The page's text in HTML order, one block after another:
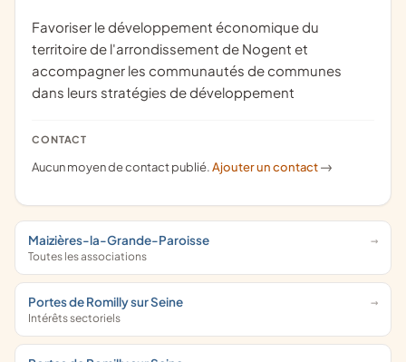
favoriser le développement économique du
territoire de l'arrondissement de Nogent et
accompagner les communautés de communes
dans leurs stratégies de développement
CONTACT
Aucun moyen de contact publié.Ajouter un contact ->
Maizières-la-Grande-Paroisse
Toutes les associations
Portes de Romilly sur Seine
Intérêts sectoriels